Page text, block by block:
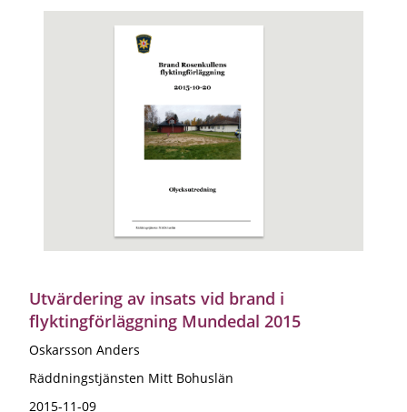
Utvärdering av insats vid brand i
flyktingförläggning Mundedal 2015
Oskarsson Anders
Räddningstjänsten Mitt Bohuslän
2015-11-09